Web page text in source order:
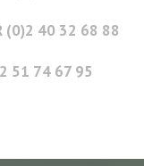
(0)2 40 32 68 88
51 74 67 95